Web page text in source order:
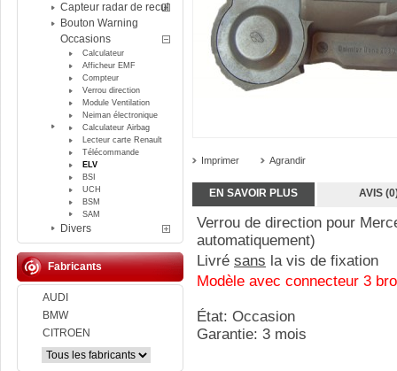
Capteur radar de recul
Bouton Warning
Occasions
Calculateur
Afficheur EMF
Compteur
Verrou direction
Module Ventilation
Neiman électronique
Calculateur Airbag
Lecteur carte Renault
Télécommande
ELV
BSI
UCH
BSM
SAM
Divers
Fabricants
AUDI
BMW
CITROEN
Imprimer Agrandir
EN SAVOIR PLUS AVIS
Verrou de direction pour
automatiquement)
Livré sans la vis de fixation
Modèle avec connecteur 3
État: Occasion
Garantie: 3 mois